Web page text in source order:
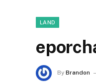
LAND
By Brandon